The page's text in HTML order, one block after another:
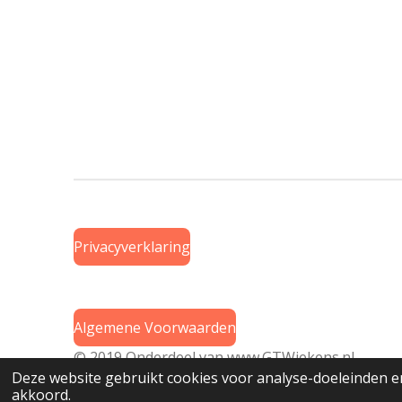
Deze website gebruikt cookies voor analyse-doeleinden
akkoord.
Privacyverklaring
Algemene Voorwaarden
© 2019 Onderdeel vanwww.GTWiekens.nl